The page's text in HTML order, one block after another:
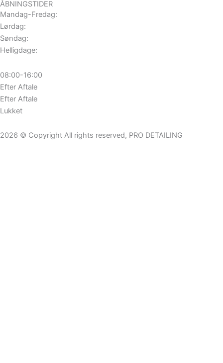
ÅBNINGSTIDER
Mandag-Fredag:
Lørdag:
Søndag:
Helligdage:
08:00-16:00
Efter Aftale
Efter Aftale
Lukket
2026 © Copyright All rights reserved, PRO DETAILING